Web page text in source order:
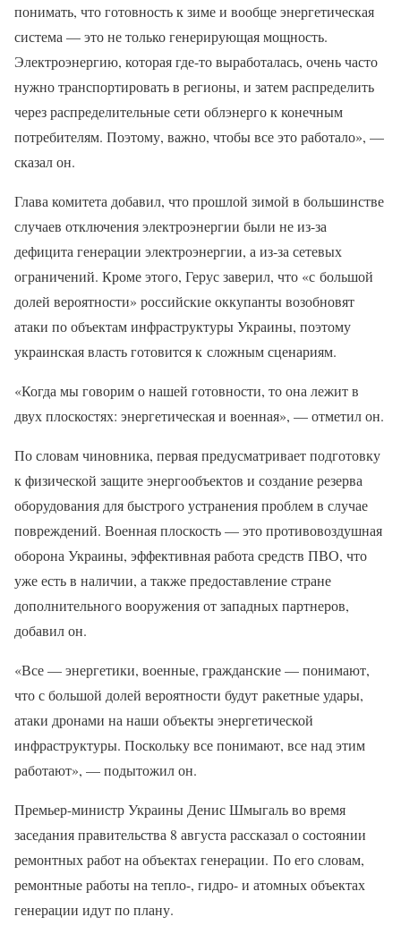
понимать, что готовность к зиме и вообще энергетическая
система — это не только генерирующая мощность.
Электроэнергию, которая где-то выработалась, очень часто
нужно транспортировать в регионы, и затем распределить
через распределительные сети облэнерго к конечным
потребителям. Поэтому, важно, чтобы все это работало», —
сказал он.
Глава комитета добавил, что прошлой зимой в большинстве
случаев отключения электроэнергии были не из-за
дефицита генерации электроэнергии, а из-за сетевых
ограничений. Кроме этого, Герус заверил, что «с большой
долей вероятности» российские оккупанты возобновят
атаки по объектам инфраструктуры Украины, поэтому
украинская власть готовится к сложным сценариям.
«Когда мы говорим о нашей готовности, то она лежит в
двух плоскостях: энергетическая и военная», — отметил он.
По словам чиновника, первая предусматривает подготовку
к физической защите энергообъектов и создание резерва
оборудования для быстрого устранения проблем в случае
повреждений. Военная плоскость — это противовоздушная
оборона Украины, эффективная работа средств ПВО, что
уже есть в наличии, а также предоставление стране
дополнительного вооружения от западных партнеров,
добавил он.
«Все — энергетики, военные, гражданские — понимают,
что с большой долей вероятности будут ракетные удары,
атаки дронами на наши объекты энергетической
инфраструктуры. Поскольку все понимают, все над этим
работают», — подытожил он.
Премьер-министр Украины Денис Шмыгаль во время
заседания правительства 8 августа рассказал о состоянии
ремонтных работ на объектах генерации. По его словам,
ремонтные работы на тепло-, гидро- и атомных объектах
генерации идут по плану.